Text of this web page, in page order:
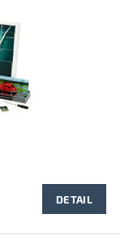
DETAIL